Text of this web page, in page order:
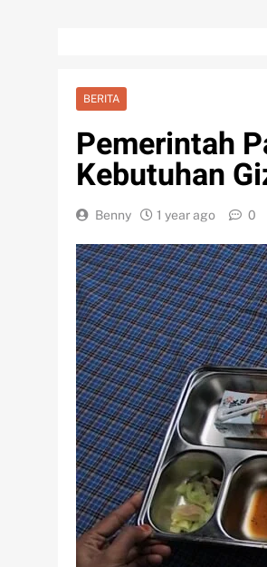
BERITA
Pemerintah
Kebutuhan
Benny 1 year ago 0